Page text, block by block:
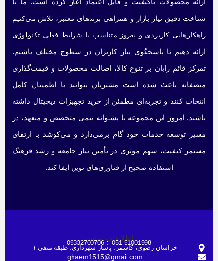
ارائه محصولات باکیفیت و قابل اعتماد آغاز کرده است. ما با
شناخت دقیق نیاز بازار و همراهی برندهای معتبر، تلاش می‌کنیم
راهکارهایی کاربردی و به‌روز متناسب با شرایط فعلی تکنولوژی
ارائه دهیم تا پاسخگوی نیاز کاربران در سطوح مختلف باشیم.
تمرکز قائم رایان بر تنوع کالا، اصالت محصولات و قیمت‌گذاری
منصفانه باعث شده است مشتریان بتوانند با اطمینان کامل
انتخاب کنند و تجربه‌ای مطمئن از خرید تجهیزات دیجیتال داشته
باشند. امروز این مجموعه با پشتوانه تیمی متخصص و متعهد، در
مسیر توسعه خدمات خود گام برمی‌دارد و می‌کوشد با ارتقای
مستمر کیفیت، سهم مؤثری در تأمین نیاز جامعه و رشد فرهنگ
استفاده صحیح از فناوری‌های نوین ایفا کند.
اطلاعات تماس
051-91001998 ؛؛ 09332700706
خراسان رضوی، کاشمر، پاساژ شهرداری، طبقه منفی ۱
ghaem1515@gmail.com